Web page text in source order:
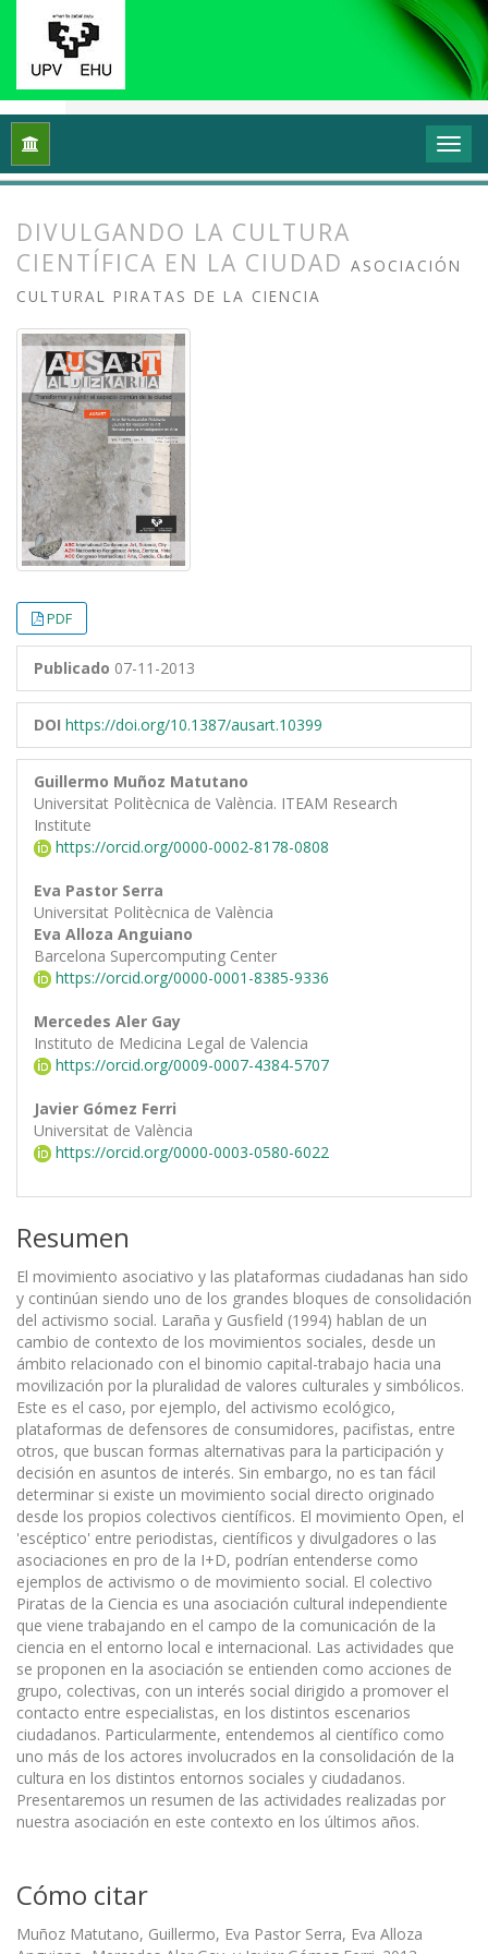
Inicio Vol. 1 Núm. 1-2 (2013): I Congreso
DIVULGANDO LA CULTURA
CIENTÍFICA EN LA CIUDAD ASOCIACIÓN
CULTURAL PIRATAS DE LA CIENCIA
PDF
Publicado 07-11-2013
DOI https://doi.org/10.1387/ausart.10399
Guillermo Muñoz Matutano
Universitat Politècnica de València. ITEAM Research
Institute
https://orcid.org/0000-0002-8178-0808
Eva Pastor Serra
Universitat Politècnica de València
Eva Alloza Anguiano
Barcelona Supercomputing Center
https://orcid.org/0000-0001-8385-9336
Mercedes Aler Gay
Instituto de Medicina Legal de Valencia
https://orcid.org/0009-0007-4384-5707
Javier Gómez Ferri
Universitat de València
https://orcid.org/0000-0003-0580-6022
Resumen
El movimiento asociativo y las plataformas ciudadanas han sido
y continúan siendo uno de los grandes bloques de consolidación
del activismo social. Laraña y Gusfield (1994) hablan de un
cambio de contexto de los movimientos sociales, desde un
ámbito relacionado con el binomio capital-trabajo hacia una
movilización por la pluralidad de valores culturales y simbólicos.
Este es el caso, por ejemplo, del activismo ecológico,
plataformas de defensores de consumidores, pacifistas, entre
otros, que buscan formas alternativas para la participación y
decisión en asuntos de interés. Sin embargo, no es tan fácil
determinar si existe un movimiento social directo originado
desde los propios colectivos científicos. El movimiento Open, el
'escéptico' entre periodistas, científicos y divulgadores o las
asociaciones en pro de la I+D, podrían entenderse como
ejemplos de activismo o de movimiento social. El colectivo
Piratas de la Ciencia es una asociación cultural independiente
que viene trabajando en el campo de la comunicación de la
ciencia en el entorno local e internacional. Las actividades que
se proponen en la asociación se entienden como acciones de
grupo, colectivas, con un interés social dirigido a promover el
contacto entre especialistas, en los distintos escenarios
ciudadanos. Particularmente, entendemos al científico como
uno más de los actores involucrados en la consolidación de la
cultura en los distintos entornos sociales y ciudadanos.
Presentaremos un resumen de las actividades realizadas por
nuestra asociación en este contexto en los últimos años.
Cómo citar
Muñoz Matutano, Guillermo, Eva Pastor Serra, Eva Alloza